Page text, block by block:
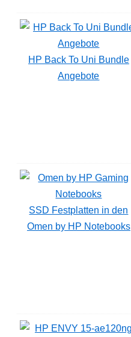
HP Back To Uni Bundle
Angebote
SSD Festplatten in den
Omen by HP Notebooks